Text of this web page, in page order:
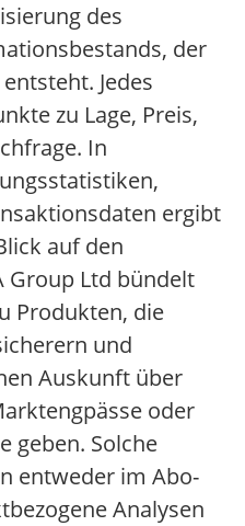
des
der
Jedes
zu Lage, Preis,
In
ergibt
auf den
Group Ltd bündelt
Produkten, die
und
Auskunft über
oder
geben. Solche
entweder im Abo-
Analysen